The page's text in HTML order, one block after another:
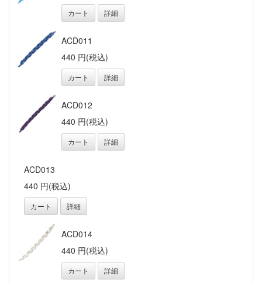
カート 詳細
ACD011
440 円(税込)
カート 詳細
ACD012
440 円(税込)
カート 詳細
ACD013
440 円(税込)
カート 詳細
ACD014
440 円(税込)
カート 詳細